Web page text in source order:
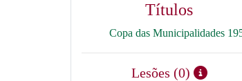
Títulos
Copa das Municipalidades
Lesões (0)